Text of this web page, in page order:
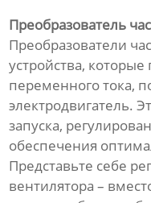
Преобразователь
Преобразователи
устройства,
переменного тока,
электродвигатель.
запуска,
обеспечения
Представьте себе
вентилятора –